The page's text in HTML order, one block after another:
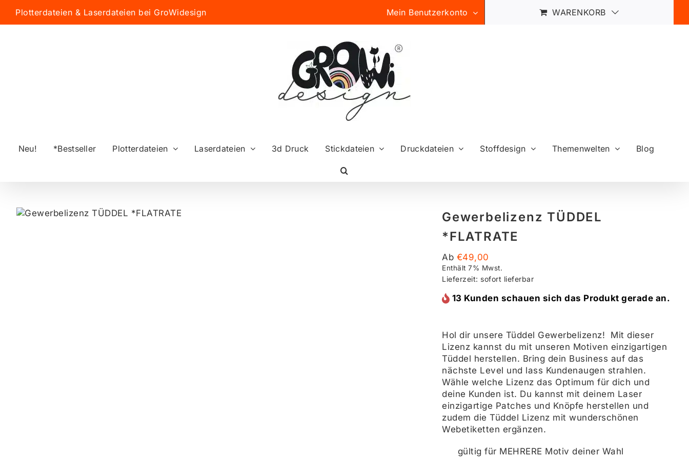
InhaltPlotterdateien & Laserdateien bei GroWidesign Mein Benutzerkonto WARENKORB
Neu! *Bestseller Plotterdateien Laserdateien 3d Druck Stickdateien Druckdateien Stoffdesign Themenwelten Blog
Gewerbelizenz TÜDDEL
*FLATRATE
Ab €49,00
Enthält 7% Mwst.
Lieferzeit: sofort lieferbar
13 Kunden schauen sich das Produkt gerade an.
Hol dir unsere Tüddel Gewerbelizenz! Mit dieser
Lizenz kannst du mit unseren Motiven einzigartigen
Tüddel herstellen. Bring dein Business auf das
nächste Level und lass Kundenaugen strahlen.
Wähle welche Lizenz das Optimum für dich und
deine Kunden ist. Du kannst mit deinem Laser
einzigartige Patches und Knöpfe herstellen und
zudem die Tüddel Lizenz mit wunderschönen
Webetiketten ergänzen.
gültig für MEHRERE Motiv deiner Wahl